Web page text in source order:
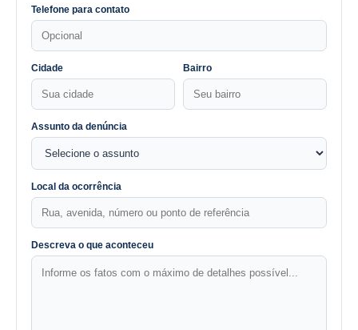
Telefone para contato
Cidade Bairro
Assunto da denúncia
Local da ocorrência
Descreva o que aconteceu